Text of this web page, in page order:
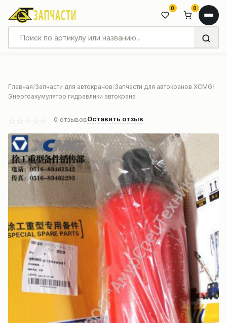
0 0
Главная Запчасти для автокранов Запчасти для автокранов XCMG
Энергоакумулятор гидравлики автокрана
0 отзывовОставить отзыв